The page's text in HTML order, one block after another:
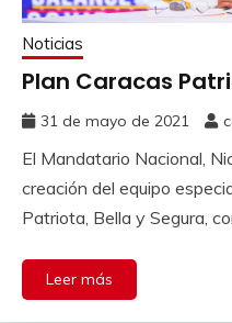
Noticias
Plan Caracas
31 de mayo de 2021
El Mandatario Nacional,
creación del equipo
Patriota, Bella y Segura,
Leer más